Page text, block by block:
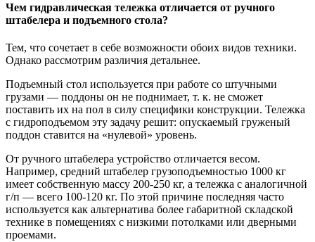
Чем гидравлическая тележка отличается от ручного
штабелера и подъемного стола?
Тем, что сочетает в себе возможности обоих видов техники.
Однако рассмотрим различия детальнее.
Подъемный стол используется при работе со штучными
грузами — поддоны он не поднимает, т. к. не сможет
поставить их на пол в силу специфики конструкции. Тележка
с гидроподъемом эту задачу решит: опускаемый груженый
поддон ставится на «нулевой» уровень.
От ручного штабелера устройство отличается весом.
Например, средний штабелер грузоподъемностью 1000 кг
имеет собственную массу 200-250 кг, а тележка с аналогичной
г/п — всего 100-120 кг. По этой причине последняя часто
используется как альтернатива более габаритной складской
технике в помещениях с низкими потолками или дверными
проемами.